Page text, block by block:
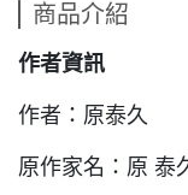
商品介紹
作者資訊
作者：原泰久
原作家名：原 泰